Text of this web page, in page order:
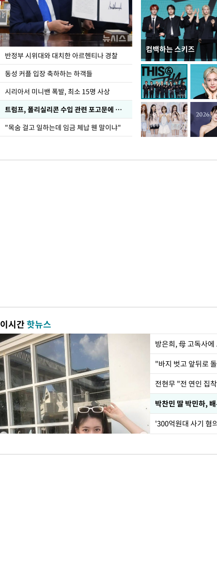
반정부 시위대와 대치한 아르헨티나 경찰
동성 커플 입장 축하하는 하객들
시리아서 미니밴 폭발, 최소 15명 사상
트럼프, 폴리실리콘 수입 관련 포고문에 서명
"목숨 걸고 일하는데 임금 체납 웬 말이냐"
컴백하는 스키즈
입추 코앞인데 전국엔
이시간핫뉴스
방은희, 母 고독사
전현무 "전 연인 집
'300억원대 사기 혐